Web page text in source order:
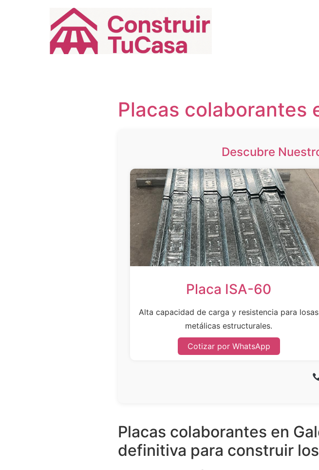
Placas colaborantes
Descubre
Placa ISA-60
Alta capacidad de carga y resistencia para losas
metálicas estructurales.
Cotizar por WhatsApp
Placas colaborantes en
definitiva para construir